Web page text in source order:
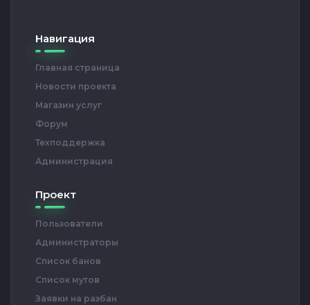
Навигация
Главная страница
Новости проекта
Магазин услуг
Форум
Техподдержка
Администрация
Проект
Пользователи
Администраторы
Список банов
Список мутов
Заявки на разбан